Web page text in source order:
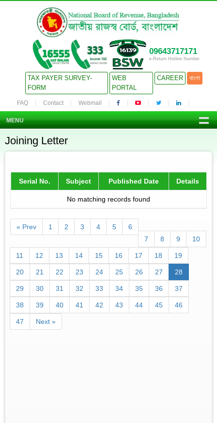
09643717171
e-Return Hotline Number
TAX PAYER SURVEY-
FORM
WEB
PORTAL
CAREER বাংলা
FAQ Contact Webmail
MENU
Joining Letter
Serial No. Subject Published Date Details
No matching records found
« Prev 1 2 3 4 5
6
7
8 9 10
11 12 13 14 15 16 17 18 19
20 21 22 23 24 25 26 27 28
29 30 31 32 33 34 35 36 37
38 39 40 41 42 43 44 45 46
47 Next »